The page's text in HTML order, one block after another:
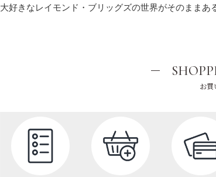
大好きなレイモンド・ブリッグズの世界がそのままあ
お買